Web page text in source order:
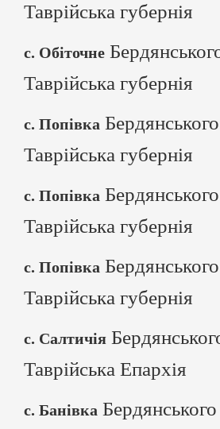
Таврійська губернія
с. Обіточне
Таврійська губернія
с. Попівка
Таврійська губернія
с. Попівка
Таврійська губернія
с. Попівка
Таврійська губернія
с. Салтичія
Таврійська Епархія
с. Банівка